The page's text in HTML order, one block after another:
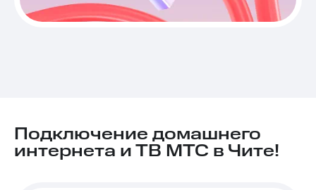
Подключение домашнего
интернета и ТВ МТС в Чите!